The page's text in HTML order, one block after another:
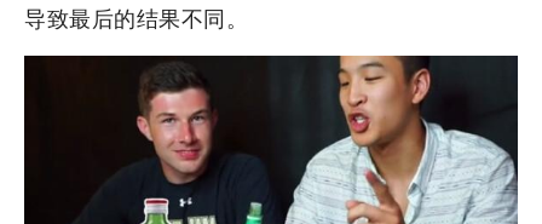
导致最后的结果不同。